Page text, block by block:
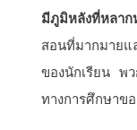
มีภูมิหลังที่หลาก
สอนที่มากมายแ
ของนักเรียน พว
ทางการศึกษาขอ